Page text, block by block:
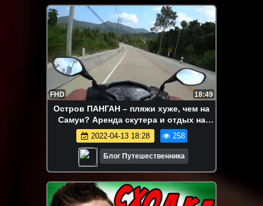
FHD 18:49
Остров ПАНГАН – пляжи хуже, чем на
Самуи? Аренда скутера и отдых на
райском острове в Таиланде
2022-04-13 18:28 258
Блог Путешественника